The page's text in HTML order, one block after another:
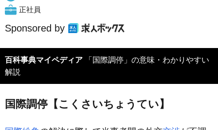
正社員
Sponsored by
百科事典マイペディア 「国際調停」の意味・わかりやすい
解説
国際調停【こくさいちょうてい】